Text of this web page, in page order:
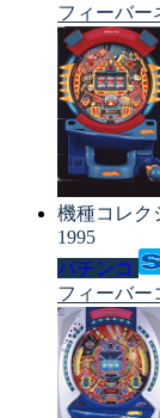
フィーバー
機種コレク
1995
パチンコ
フィーバー